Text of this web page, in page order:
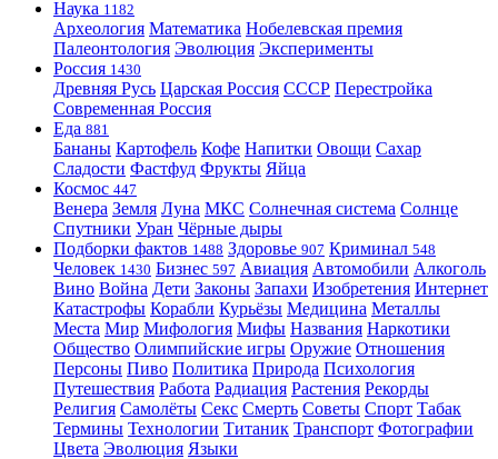
Наука 1182
Археология Математика Нобелевская премия
Палеонтология Эволюция Эксперименты
Россия 1430
Древняя Русь Царская Россия СССР Перестройка
Современная Россия
Еда 881
Бананы Картофель Кофе Напитки Овощи Сахар
Сладости Фастфуд Фрукты Яйца
Космос 447
Венера Земля Луна МКС Солнечная система Солнце
Спутники Уран Чёрные дыры
Подборки фактов 1488 Здоровье 907 Криминал 548
Человек 1430 Бизнес 597 Авиация Автомобили Алкоголь
Вино Война Дети Законы Запахи Изобретения Интернет
Катастрофы Корабли Курьёзы Медицина Металлы
Места Мир Мифология Мифы Названия Наркотики
Общество Олимпийские игры Оружие Отношения
Персоны Пиво Политика Природа Психология
Путешествия Работа Радиация Растения Рекорды
Религия Самолёты Секс Смерть Советы Спорт Табак
Термины Технологии Титаник Транспорт Фотографии
Цвета Эволюция Языки